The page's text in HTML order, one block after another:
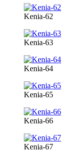
Kenia-62
Kenia-63
Kenia-64
Kenia-65
Kenia-66
Kenia-67